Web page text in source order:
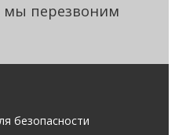
мы перезвоним
безопасности